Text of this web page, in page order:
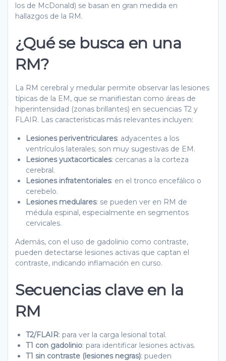
los de McDonald) se basan en gran medida en
hallazgos de la RM.
¿Qué se busca en una
RM?
La RM cerebral y medular permite observar las lesiones
típicas de la EM, que se manifiestan como áreas de
hiperintensidad (zonas brillantes) en secuencias T2 y
FLAIR. Las características más relevantes incluyen:
Lesiones periventriculares: adyacentes a los
ventrículos laterales; son muy sugestivas de EM.
Lesiones yuxtacorticales: cercanas a la corteza
cerebral.
Lesiones infratentoriales: en el tronco encefálico o
cerebelo.
Lesiones medulares: se pueden ver en RM de
médula espinal, especialmente en segmentos
cervicales.
Además, con el uso de gadolinio como contraste,
pueden detectarse lesiones activas que captan el
contraste, indicando inflamación en curso.
Secuencias clave en la
RM
T2/FLAIR: para ver la carga lesional total.
T1 con gadolinio: para identificar lesiones activas.
T1 sin contraste (lesiones negras): pueden